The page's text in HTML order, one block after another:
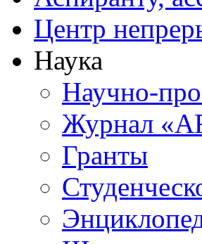
Центр
Наука
Научно-
Журнал
Гранты